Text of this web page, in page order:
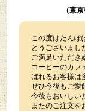
（東
この度はたんぽ
とうございまし
ご満足いただき
コーヒーのカフ
ばれるお客様は
ぜひ今後もご愛
今後もおいしい
またのご注文を